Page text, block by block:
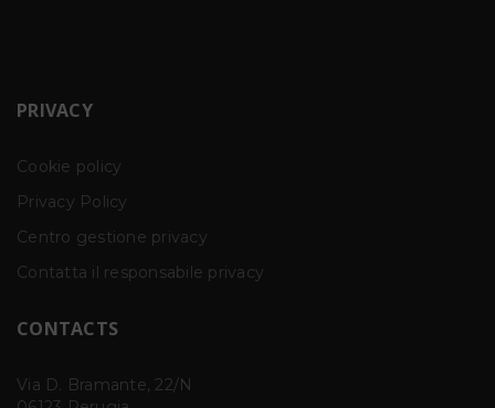
PRIVACY
Cookie policy
Privacy Policy
Centro gestione privacy
Contatta il responsabile privacy
CONTACTS
Via D. Bramante, 22/N